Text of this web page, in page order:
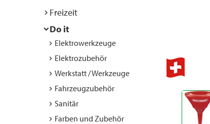
Freizeit
Do it
Elektrowerkzeuge
Elektrozubehör
Werkstatt / Werkzeuge
Fahrzeugzubehör
Sanitär
Farben und Zubehör